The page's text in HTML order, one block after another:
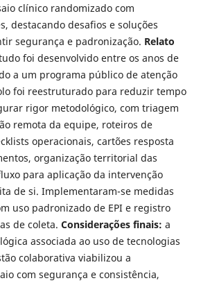
clínico randomizado com
destacando desafios e soluções
segurança e padronização. Relato
foi desenvolvido entre os anos de
a um programa público de atenção
foi reestruturado para reduzir tempo
rigor metodológico, com triagem
remota da equipe, roteiros de
operacionais, cartões resposta
organização territorial das
para aplicação da intervenção
de si. Implementaram-se medidas
uso padronizado de EPI e registro
de coleta. Considerações finais: a
associada ao uso de tecnologias
colaborativa viabilizou a
com segurança e consistência,